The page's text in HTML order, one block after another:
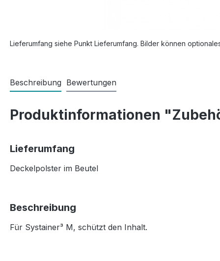
Lieferumfang siehe Punkt Lieferumfang. Bilder können
Beschreibung Bewertungen
Produktinformationen
Lieferumfang
Deckelpolster im Beutel
Beschreibung
Für Systainer³ M, schützt den Inhalt.